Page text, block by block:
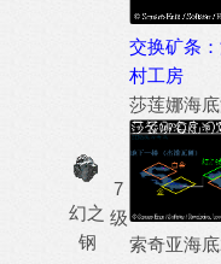
交换矿条
村工房
幻之
钢
7
级
莎莲娜海
索奇亚海